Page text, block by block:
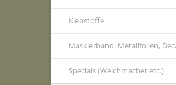
Klebstoffe
Maskierband, Metallfolien,
Specials (Weichmacher etc.)